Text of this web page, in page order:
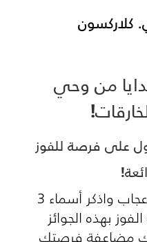
من وحي
على فرصة للفوز
تفاعل مع منشورنا بالإعجاب واذكر أسماء 3
بهذه الجوائز
مضاعفة فرصتك